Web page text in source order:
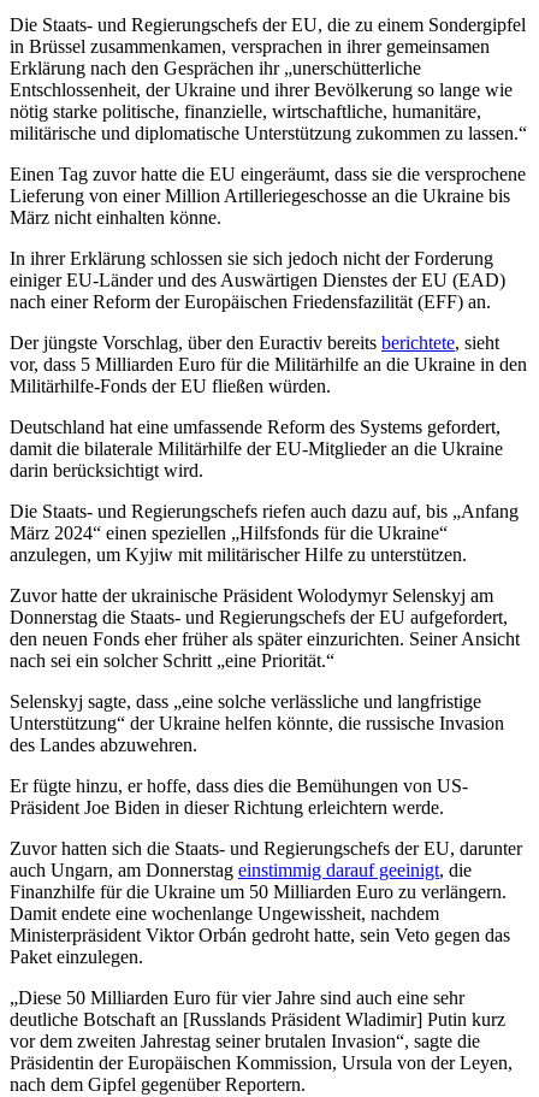
Die Staats- und Regierungschefs der EU, die zu einem Sondergipfel
in Brüssel zusammenkamen, versprachen in ihrer gemeinsamen
Erklärung nach den Gesprächen ihr „unerschütterliche
Entschlossenheit, der Ukraine und ihrer Bevölkerung so lange wie
nötig starke politische, finanzielle, wirtschaftliche, humanitäre,
militärische und diplomatische Unterstützung zukommen zu lassen.“
Einen Tag zuvor hatte die EU eingeräumt, dass sie die versprochene
Lieferung von einer Million Artilleriegeschosse an die Ukraine bis
März nicht einhalten könne.
In ihrer Erklärung schlossen sie sich jedoch nicht der Forderung
einiger EU-Länder und des Auswärtigen Dienstes der EU (EAD)
nach einer Reform der Europäischen Friedensfazilität (EFF) an.
Der jüngste Vorschlag, über den Euractiv bereits berichtete, sieht
vor, dass 5 Milliarden Euro für die Militärhilfe an die Ukraine in den
Militärhilfe-Fonds der EU fließen würden.
Deutschland hat eine umfassende Reform des Systems gefordert,
damit die bilaterale Militärhilfe der EU-Mitglieder an die Ukraine
darin berücksichtigt wird.
Die Staats- und Regierungschefs riefen auch dazu auf, bis „Anfang
März 2024“ einen speziellen „Hilfsfonds für die Ukraine“
anzulegen, um Kyjiw mit militärischer Hilfe zu unterstützen.
Zuvor hatte der ukrainische Präsident Wolodymyr Selenskyj am
Donnerstag die Staats- und Regierungschefs der EU aufgefordert,
den neuen Fonds eher früher als später einzurichten. Seiner Ansicht
nach sei ein solcher Schritt „eine Priorität.“
Selenskyj sagte, dass „eine solche verlässliche und langfristige
Unterstützung“ der Ukraine helfen könnte, die russische Invasion
des Landes abzuwehren.
Er fügte hinzu, er hoffe, dass dies die Bemühungen von US-
Präsident Joe Biden in dieser Richtung erleichtern werde.
Zuvor hatten sich die Staats- und Regierungschefs der EU, darunter
auch Ungarn, am Donnerstag einstimmig darauf geeinigt, die
Finanzhilfe für die Ukraine um 50 Milliarden Euro zu verlängern.
Damit endete eine wochenlange Ungewissheit, nachdem
Ministerpräsident Viktor Orbán gedroht hatte, sein Veto gegen das
Paket einzulegen.
„Diese 50 Milliarden Euro für vier Jahre sind auch eine sehr
deutliche Botschaft an [Russlands Präsident Wladimir] Putin kurz
vor dem zweiten Jahrestag seiner brutalen Invasion“, sagte die
Präsidentin der Europäischen Kommission, Ursula von der Leyen,
nach dem Gipfel gegenüber Reportern.